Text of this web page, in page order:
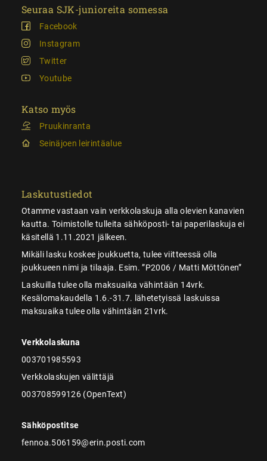
Seuraa SJK-junioreita somessa
Facebook
Instagram
Twitter
Youtube
Katso myös
Pruukinranta
Seinäjoen leirintäalue
Laskutustiedot
Otamme vastaan vain verkkolaskuja alla olevien kanavien
kautta. Toimistolle tulleita sähköposti- tai paperilaskuja ei
käsitellä 1.11.2021 jälkeen.
Mikäli lasku koskee joukkuetta, tulee viitteessä olla
joukkueen nimi ja tilaaja. Esim. ”P2006 / Matti Möttönen”
Laskuilla tulee olla maksuaika vähintään 14vrk.
Kesälomakaudella 1.6.-31.7. lähetetyissä laskuissa
maksuaika tulee olla vähintään 21vrk.
Verkkolaskuna
003701985593
Verkkolaskujen välittäjä
003708599126 (OpenText)
Sähköpostitse
fennoa.506159@erin.posti.com